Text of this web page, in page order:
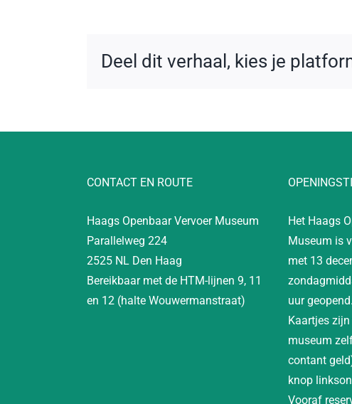
Deel dit verhaal, kies je
CONTACT EN ROUTE
Haags Openbaar Vervoer Museum
Parallelweg 224
2525 NL Den Haag
Bereikbaar met de HTM-lijnen 9, 11
en 12 (halte Wouwermanstraat)
Het Haags
Museum is
met 13
uur geopend.
Kaartjes
museum
contant
knop
Vooraf